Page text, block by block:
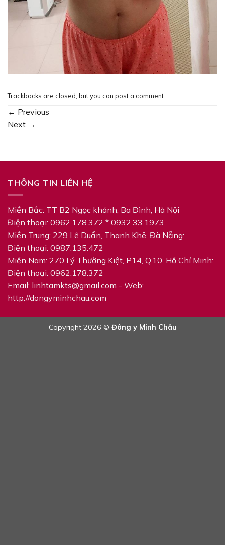
Trackbacks are closed, but you can post a comment
← Previous
Next →
THÔNG TIN LIÊN HỆ
Miền Bắc: TT B2 Ngọc khánh, Ba Đình, Hà Nội
Điện thoại: 0962.178.372 * 0932.33.1973
Miền Trung: 229 Lê Duẩn, Thanh Khê, Đà Nẵng:
Điện thoại: 0987.135.472
Miền Nam: 270 Lý‎ Thường Kiệt, P14, Q.10, Hồ Chí Minh:
Điện thoại: 0962.178.372
Email: linhtamkts@gmail.com - Web:
http://dongyminhchau.com
Copyright 2026 © Đông y Minh Châu